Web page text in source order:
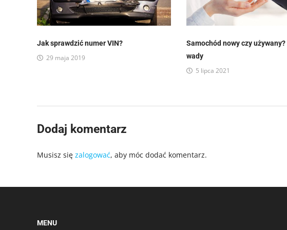
Jak sprawdzić numer VIN?
29 maja 2019
Samochód nowy czy
wady
5 lipca 2021
Dodaj komentarz
Musisz się zalogować, aby móc dodać komentarz.
MENU